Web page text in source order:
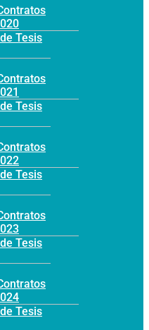
Tesis
Tesis
Tesis
Tesis
Tesis